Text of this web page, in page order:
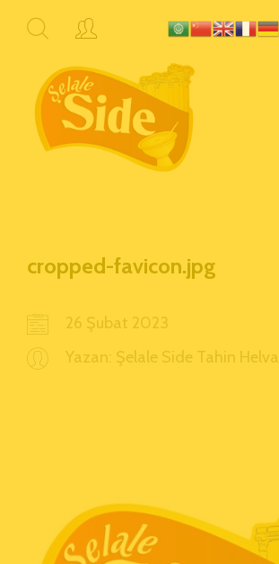
cropped-favicon.jpg
26 Şubat 2023
Yazan: Şelale Side Tahin Helva